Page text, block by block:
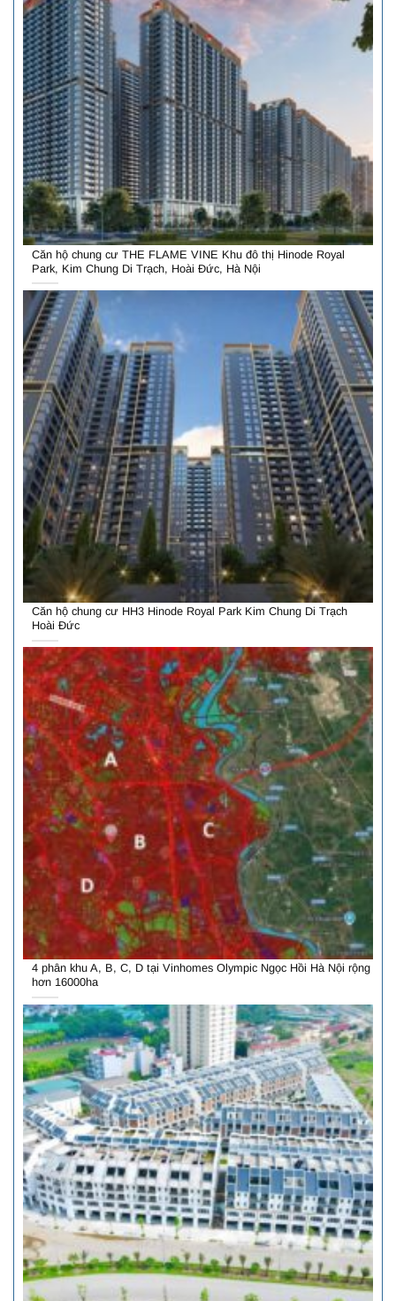
Căn hộ chung cư THE FLAME VINE Khu đô thị Hinode Royal
Park, Kim Chung Di Trạch, Hoài Đức, Hà Nội
Căn hộ chung cư HH3 Hinode Royal Park Kim Chung Di Trạch
Hoài Đức
4 phân khu A, B, C, D tại Vinhomes Olympic Ngọc Hồi Hà Nội rộng
hơn 16000ha